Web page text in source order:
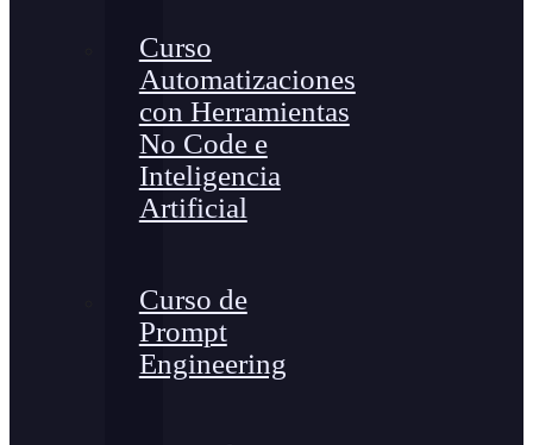
Curso
Automatizaciones
con Herramientas
No Code e
Inteligencia
Artificial
Curso de
Prompt
Engineering